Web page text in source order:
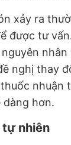
xảy ra
được tư
nhân
nghị thay
nhuận
dàng hơn.
tự nhiên